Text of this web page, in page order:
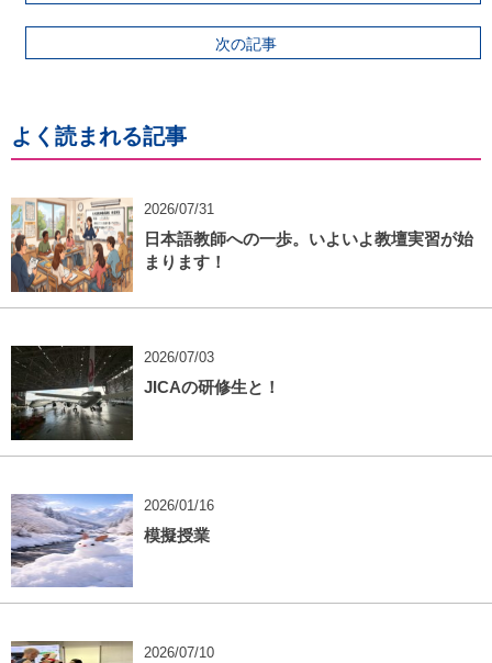
次の記事
よく読まれる記事
2026/07/31
日本語教師への一歩。いよいよ教壇実習が始
まります！
2026/07/03
JICAの研修生と！
2026/01/16
模擬授業
2026/07/10